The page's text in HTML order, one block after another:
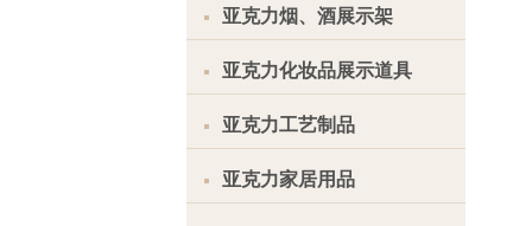
亚克力烟、酒展示架
亚克力化妆品展示道具
亚克力工艺制品
亚克力家居用品